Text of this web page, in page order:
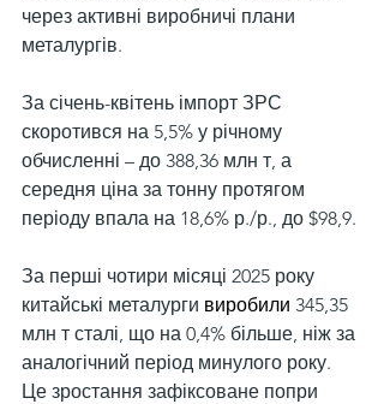
через активні виробничі плани
металургів.
За січень-квітень імпорт ЗРС
скоротився на 5,5% у річному
обчисленні – до 388,36 млн т, а
середня ціна за тонну протягом
періоду впала на 18,6% р./р., до $98,9.
За перші чотири місяці 2025 року
китайські металурги виробили 345,35
млн т сталі, що на 0,4% більше, ніж за
аналогічний період минулого року.
Це зростання зафіксоване попри